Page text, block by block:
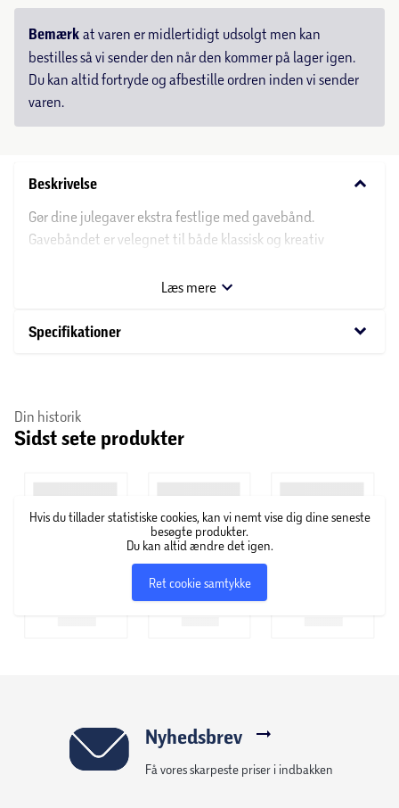
Bemærk at varen er midlertidigt udsolgt men kan
bestilles så vi sender den når den kommer på lager igen.
Du kan altid fortryde og afbestille ordren inden vi sender
varen.
Beskrivelse keyboard_arrow_down
Gør dine julegaver ekstra festlige med gavebånd.
Gavebåndet er velegnet til både klassisk og kreativ
gaveposer eller dekorere juledekorationer.
Læs mere
Specifikationer keyboard_arrow_down
Din historik
Sidst sete produkter
Hvis du tillader statistiske cookies, kan vi nemt vise dig dine seneste
besøgte produkter.
Du kan altid ændre det igen.
Ret cookie samtykke
Nyhedsbrev
Få vores skarpeste priser i indbakken